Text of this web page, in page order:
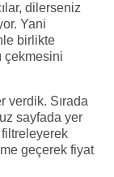
dilerseniz
Yani
birlikte
çekmesini
verdik. Sırada
sayfada yer
geçerek fiyat